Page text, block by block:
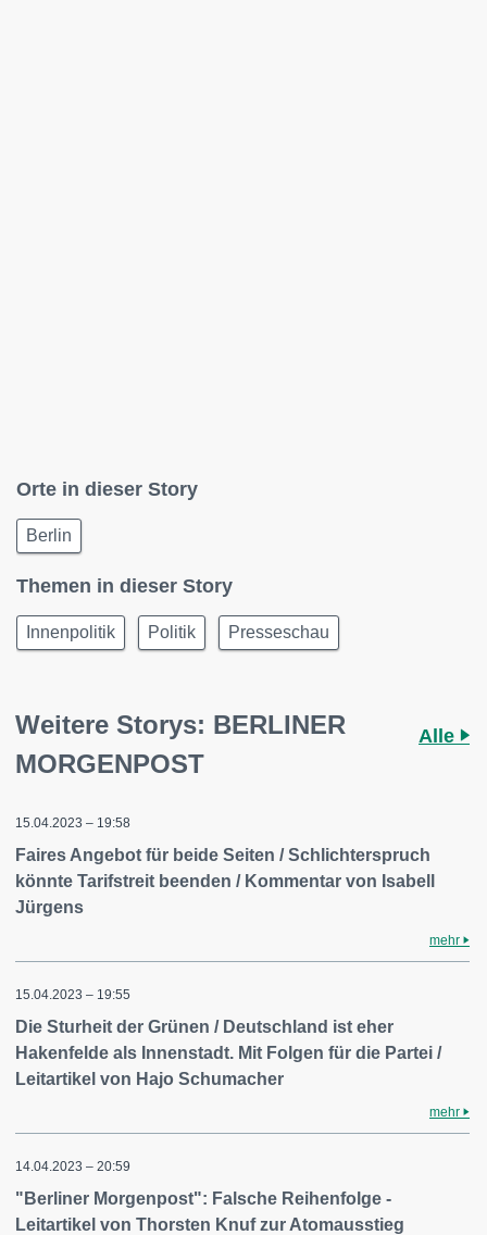
Orte in dieser Story
Berlin
Themen in dieser Story
Innenpolitik Politik Presseschau
Weitere Storys: BERLINER
MORGENPOST
Alle
15.04.2023 – 19:58
Faires Angebot für beide Seiten / Schlichterspruch
könnte Tarifstreit beenden / Kommentar von Isabell
Jürgens
mehr
15.04.2023 – 19:55
Die Sturheit der Grünen / Deutschland ist eher
Hakenfelde als Innenstadt. Mit Folgen für die Partei /
Leitartikel von Hajo Schumacher
mehr
14.04.2023 – 20:59
"Berliner Morgenpost": Falsche Reihenfolge -
Leitartikel von Thorsten Knuf zur Atomausstieg